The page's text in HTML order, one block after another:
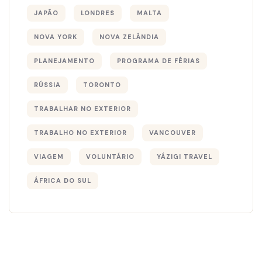
JAPÃO LONDRES MALTA
NOVA YORK NOVA ZELÂNDIA
PLANEJAMENTO PROGRAMA DE FÉRIAS
RÚSSIA TORONTO
TRABALHAR NO EXTERIOR
TRABALHO NO EXTERIOR VANCOUVER
VIAGEM VOLUNTÁRIO YÁZIGI TRAVEL
ÁFRICA DO SUL